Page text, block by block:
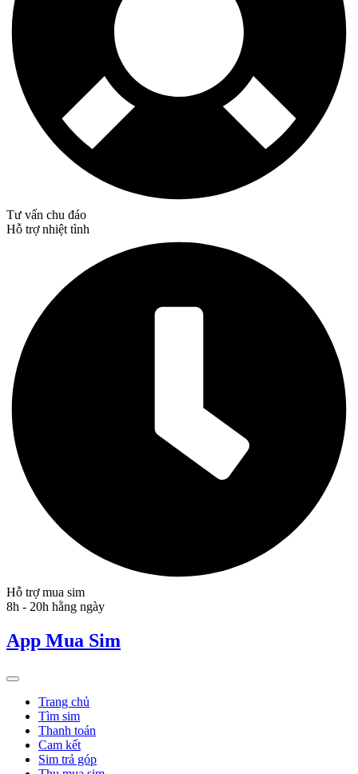
Tư vấn chu đáo
Hỗ trợ nhiệt tình
Hỗ trợ mua sim
8h - 20h hằng ngày
App Mua Sim
Trang chủ
Tìm sim
Thanh toán
Cam kết
Sim trả góp